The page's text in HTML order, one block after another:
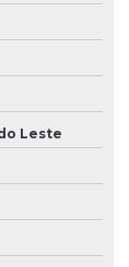
Leste